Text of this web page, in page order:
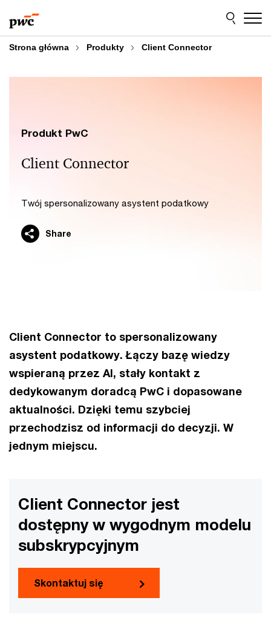
do
treści
do
stopki
Strona główna Produkty Client Connector
Produkt PwC
Client Connector
Twój spersonalizowany asystent podatkowy
Share
Client Connector to spersonalizowany
asystent podatkowy. Łączy bazę wiedzy
wspieraną przez AI, stały kontakt z
dedykowanym doradcą PwC i dopasowane
aktualności. Dzięki temu szybciej
przechodzisz od informacji do decyzji. W
jednym miejscu.
Client Connector jest
dostępny w wygodnym modelu
subskrypcyjnym
Skontaktuj się